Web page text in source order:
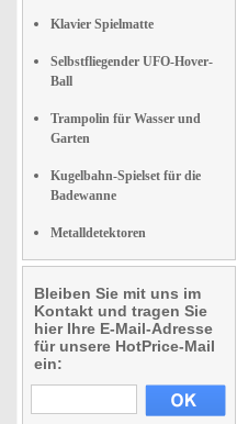
Klavier Spielmatte
Selbstfliegender UFO-Hover-
Ball
Trampolin für Wasser und
Garten
Kugelbahn-Spielset für die
Badewanne
Metalldetektoren
Bleiben Sie mit uns im
Kontakt und tragen Sie
hier Ihre E-Mail-Adresse
für unsere HotPrice-Mail
ein: